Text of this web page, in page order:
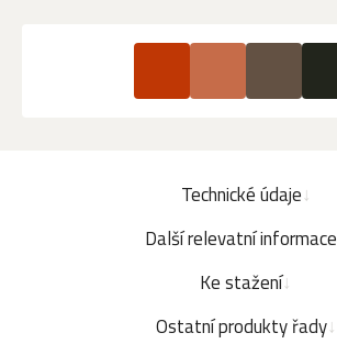
Technické údaje
Další relevatní informace
Ke stažení
Ostatní produkty řady